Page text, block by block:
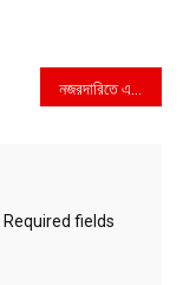
নজরদারিতে এমপি-মন্ত্রীরাও অনেকে আত্মগোপনে
Required fields